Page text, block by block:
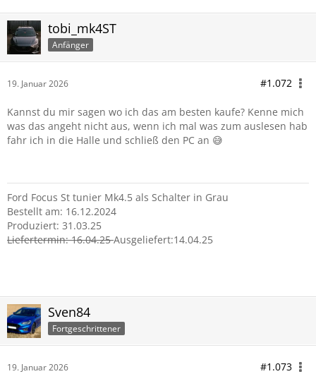
tobi_mk4ST
Anfänger
19. Januar 2026 #1.072
Kannst du mir sagen wo ich das am besten kaufe? Kenne mich
was das angeht nicht aus, wenn ich mal was zum auslesen hab
fahr ich in die Halle und schließ den PC an 😅
Ford Focus St tunier Mk4.5 als Schalter in Grau
Bestellt am: 16.12.2024
Produziert: 31.03.25
Liefertermin: 16.04.25Ausgeliefert:14.04.25
Sven84
Fortgeschrittener
19. Januar 2026 #1.073